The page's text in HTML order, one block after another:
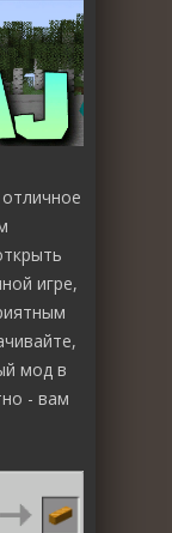
игре,
мод в
- вам